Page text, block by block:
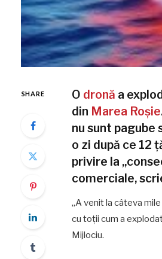
SHARE O dronă a
din Marea Roșie
nu sunt pagube
o zi după ce 12
privire la
comerciale,
„A venit la câteva
cu toții cum a
Mijlociu.